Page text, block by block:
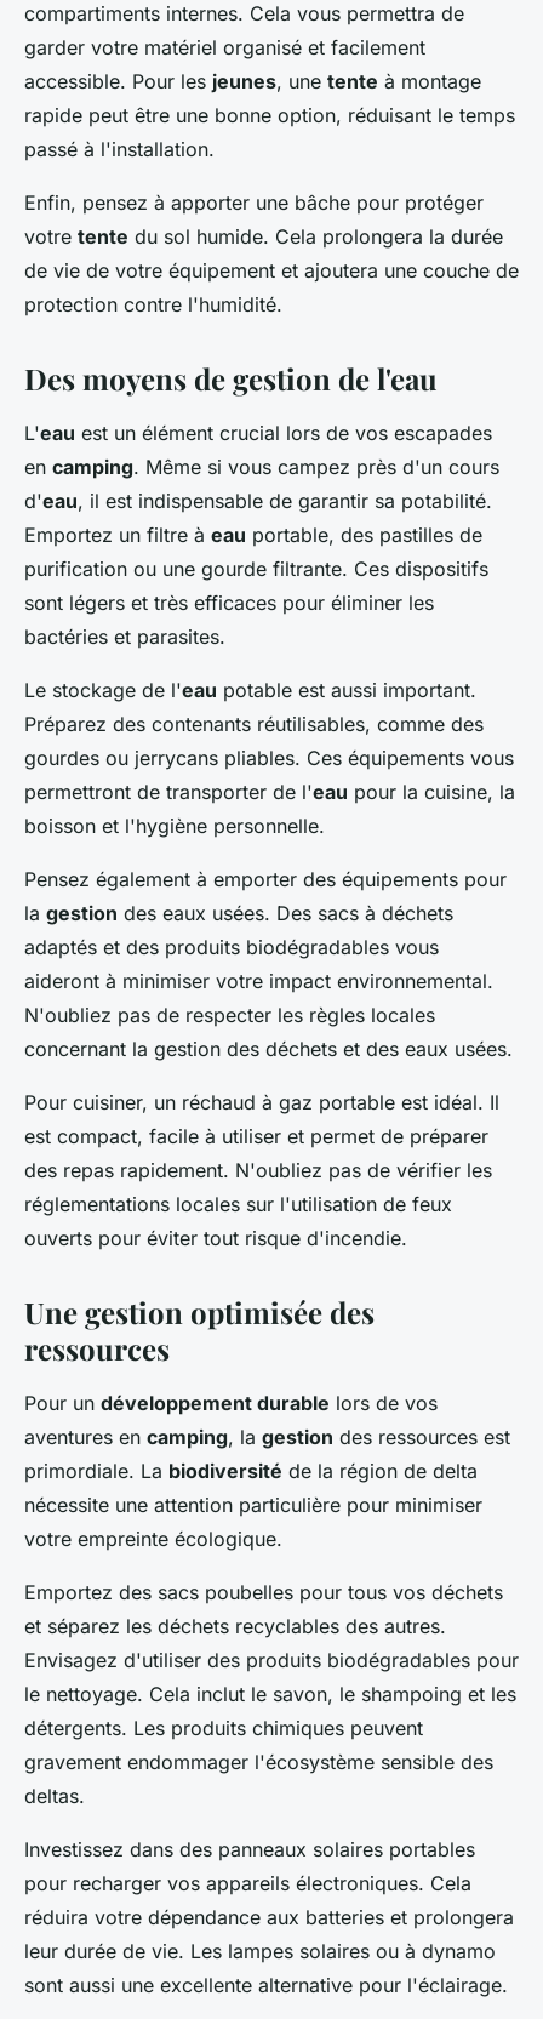
compartiments internes. Cela vous permettra de
garder votre matériel organisé et facilement
accessible. Pour les jeunes, une tente à montage
rapide peut être une bonne option, réduisant le temps
passé à l'installation.
Enfin, pensez à apporter une bâche pour protéger
votre tente du sol humide. Cela prolongera la durée
de vie de votre équipement et ajoutera une couche de
protection contre l'humidité.
Des moyens de gestion de l'eau
L'eau est un élément crucial lors de vos escapades
en camping. Même si vous campez près d'un cours
d'eau, il est indispensable de garantir sa potabilité.
Emportez un filtre à eau portable, des pastilles de
purification ou une gourde filtrante. Ces dispositifs
sont légers et très efficaces pour éliminer les
bactéries et parasites.
Le stockage de l'eau potable est aussi important.
Préparez des contenants réutilisables, comme des
gourdes ou jerrycans pliables. Ces équipements vous
permettront de transporter de l'eau pour la cuisine, la
boisson et l'hygiène personnelle.
Pensez également à emporter des équipements pour
la gestion des eaux usées. Des sacs à déchets
adaptés et des produits biodégradables vous
aideront à minimiser votre impact environnemental.
N'oubliez pas de respecter les règles locales
concernant la gestion des déchets et des eaux usées.
Pour cuisiner, un réchaud à gaz portable est idéal. Il
est compact, facile à utiliser et permet de préparer
des repas rapidement. N'oubliez pas de vérifier les
réglementations locales sur l'utilisation de feux
ouverts pour éviter tout risque d'incendie.
Une gestion optimisée des
ressources
Pour un développement durable lors de vos
aventures en camping, la gestion des ressources est
primordiale. La biodiversité de la région de delta
nécessite une attention particulière pour minimiser
votre empreinte écologique.
Emportez des sacs poubelles pour tous vos déchets
et séparez les déchets recyclables des autres.
Envisagez d'utiliser des produits biodégradables pour
le nettoyage. Cela inclut le savon, le shampoing et les
détergents. Les produits chimiques peuvent
gravement endommager l'écosystème sensible des
deltas.
Investissez dans des panneaux solaires portables
pour recharger vos appareils électroniques. Cela
réduira votre dépendance aux batteries et prolongera
leur durée de vie. Les lampes solaires ou à dynamo
sont aussi une excellente alternative pour l'éclairage.